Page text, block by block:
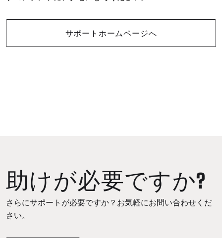
サポートホームページへ
助けが必要ですか?
さらにサポートが必要ですか？お気軽にお問い合わせくだ
さい。